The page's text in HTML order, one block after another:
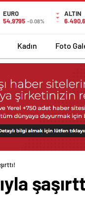
EURO
54,9795 -0.08%
ALTIN
Kadın Foto